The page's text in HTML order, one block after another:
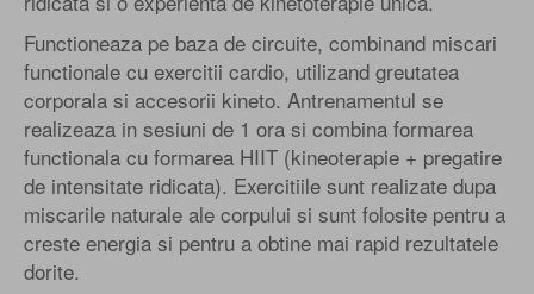
Functioneaza pe baza de circuite, combinand miscari
functionale cu exercitii cardio, utilizand greutatea
corporala si accesorii kineto. Antrenamentul se
realizeaza in sesiuni de 1 ora si combina formarea
functionala cu formarea HIIT (kineoterapie + pregatire
de intensitate ridicata). Exercitiile sunt realizate dupa
miscarile naturale ale corpului si sunt folosite pentru a
creste energia si pentru a obtine mai rapid rezultatele
dorite.